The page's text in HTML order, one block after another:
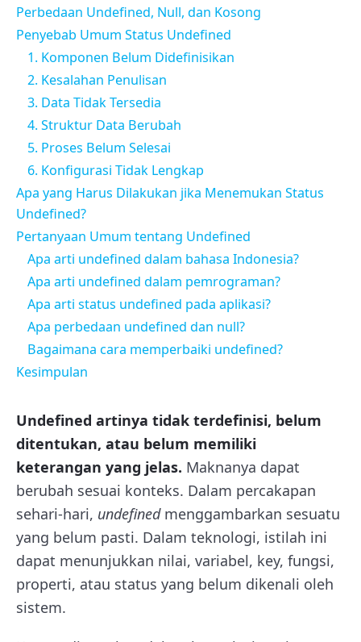
Perbedaan Undefined, Null, dan Kosong
Penyebab Umum Status Undefined
1. Komponen Belum Didefinisikan
2. Kesalahan Penulisan
3. Data Tidak Tersedia
4. Struktur Data Berubah
5. Proses Belum Selesai
6. Konfigurasi Tidak Lengkap
Apa yang Harus Dilakukan jika Menemukan Status
Undefined?
Pertanyaan Umum tentang Undefined
Apa arti undefined dalam bahasa Indonesia?
Apa arti undefined dalam pemrograman?
Apa arti status undefined pada aplikasi?
Apa perbedaan undefined dan null?
Bagaimana cara memperbaiki undefined?
Kesimpulan
Undefined artinya tidak terdefinisi, belum
ditentukan, atau belum memiliki
keterangan yang jelas. Maknanya dapat
berubah sesuai konteks. Dalam percakapan
sehari-hari, undefinedmenggambarkan sesuatu
yang belum pasti. Dalam teknologi, istilah ini
dapat menunjukkan nilai, variabel, key, fungsi,
properti, atau status yang belum dikenali oleh
sistem.